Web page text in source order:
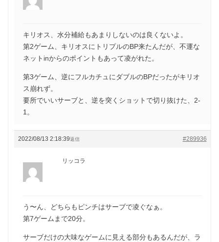
キリオス、水分補給もあまりしないのは良くないよ。
第2ゲーム、キリオスにトリプルのBP来たんだが、不運な
ネットinからのポイントもあって凌がれた。
第3ゲーム、逆にフルカチュにダブルのBPだったがキリオ
ス崩れず。
要所でいいサーブと、逆を突くショットで切り抜けた、2-
1。
2022/08/13 2:18:39 #289936
返信
リッコラ
う〜ん、どちらもピンチはサーブで凌ぐなぁ。
第7ゲームまで20分。
サーブだけの大味なゲームに見える部分もあるんだが、ラ